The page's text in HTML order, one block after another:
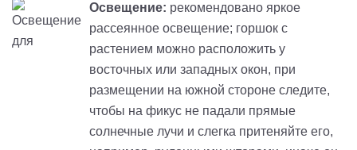
Освещение: рекомендовано яркое
рассеянное освещение; горшок c
растением можно расположить у
восточных или западных окон, при
размещении на южной стороне следите,
чтобы на фикус не падали прямые
солнечные лучи и слегка притеняйте его,